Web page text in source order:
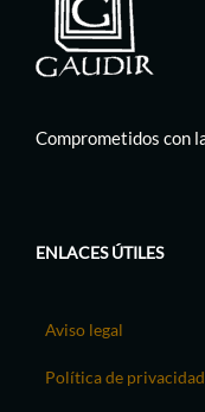
Comprometidos con
ENLACES ÚTILES
Aviso legal
Política de privacidad